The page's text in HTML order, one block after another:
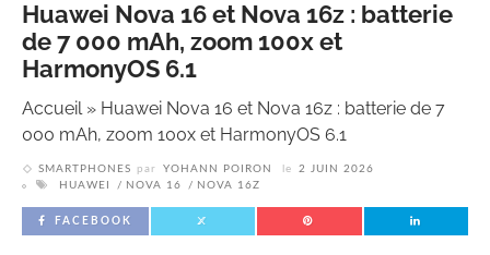
Huawei Nova 16 et Nova 16z : batterie
de 7 000 mAh, zoom 100x et
HarmonyOS 6.1
Accueil» Huawei Nova 16 et Nova 16z : batterie de 7
000 mAh, zoom 100x et HarmonyOS 6.1
SMARTPHONES par YOHANN POIRON le
2 JUIN 2026
HUAWEI
NOVA 16 NOVA 16Z
FACEBOOK